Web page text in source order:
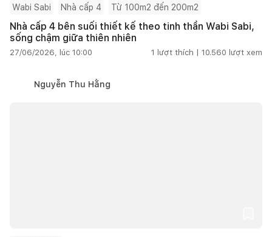
Wabi Sabi Nhà cấp 4 Từ 100m2 đến 200m2
Nhà cấp 4 bên suối thiết kế theo tinh thần Wabi Sabi,
sống chậm giữa thiên nhiên
27/06/2026, lúc 10:00 1 lượt thích | 10.560 lượt xem
Nguyễn Thu Hằng